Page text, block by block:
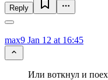
Reply
max9 Jan 12 at 16:45
Или воткнул и